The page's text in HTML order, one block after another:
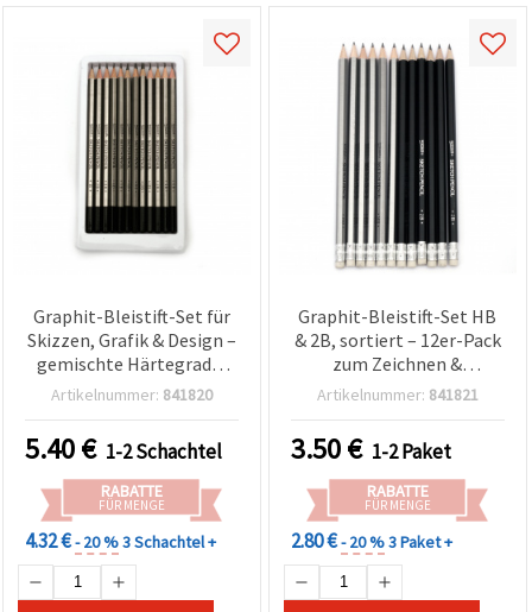
Graphit-Bleistift-Set für
Skizzen, Grafik & Design –
gemischte Härtegrade,
12-tlg.
Artikelnummer: 841820
5.40€ 1-2 Schachtel
RABATTE
FÜR MENGE
4.32 €- 20 %3 Schachtel +
Graphit-Bleistift-Set HB
& 2B, sortiert – 12er-Pack
zum Zeichnen &
Skizzieren
Artikelnummer: 841821
3.50€ 1-2 Paket
RABATTE
FÜR MENGE
2.80 €- 20 %3 Paket +